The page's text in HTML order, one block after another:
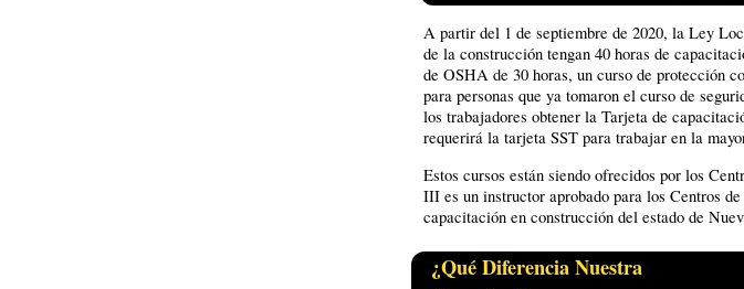
A partir del 1 de septiembre de 2020, la Ley
de la construcción tengan 40 horas de
de OSHA de 30 horas, un curso de protección
para personas que ya tomaron el curso de
los trabajadores obtener la Tarjeta de
requerirá la tarjeta SST para trabajar en la
Estos cursos están siendo ofrecidos por los
III es un instructor aprobado para los Centros
capacitación en construcción del estado de
¿Qué Diferencia Nuestra